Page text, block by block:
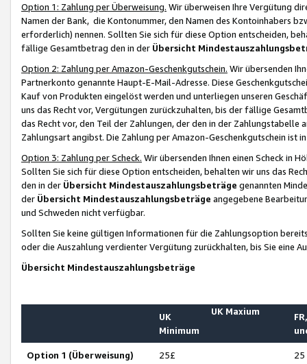
Option 1: Zahlung per Überweisung. Wir überweisen Ihre Vergütung
Namen der Bank, die Kontonummer, den Namen des Kontoinhabers
erforderlich) nennen. Sollten Sie sich für diese Option entscheiden,
fällige Gesamtbetrag den in der Übersicht
Option 2: Zahlung per Amazon-Geschenkgutschein. Wir übersenden
Partnerkonto genannte Haupt-E-Mail-Adresse. Diese
Kauf von Produkten eingelöst werden und unterliegen unseren
uns das Recht vor, Vergütungen zurückzuhalten, bis der fällige
das Recht vor, den Teil der Zahlungen, der den in der
Zahlungsart angibst. Die Zahlung per Amazon-Geschenkgutschein ist
Option 3: Zahlung per Scheck. Wir übersenden Ihnen einen Scheck in
Sollten Sie sich für diese Option entscheiden, behalten wir uns das
den in der Übersicht Mindestauszahlungsbeträge genannten
der Übersicht Mindestauszahlungsbeträge angegebene
und Schweden nicht verfügbar.
Sollten Sie keine gültigen Informationen für die Zahlungsoption
oder die Auszahlung verdienter Vergütung zurückhalten, bis Sie
Übersicht Mindestauszahlungsbeträge
UK
Minimum
UK Maxium
Option 1 (Überweisung) 25£ 25